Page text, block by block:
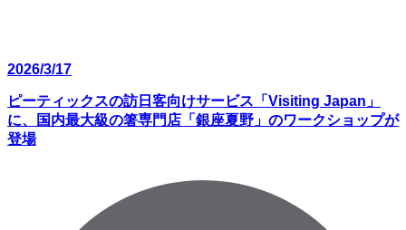
2026/3/17
ピーティックスの訪日客向けサービス「Visiting Japan」
に、国内最大級の箸専門店「銀座夏野」のワークショップが
登場